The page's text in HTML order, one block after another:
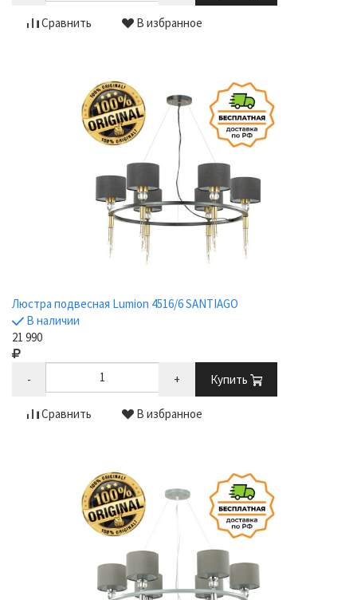
Сравнить В избранное
Люстра подвесная Lumion 4516/6 SANTIAGO
В наличии
21 990
- + Купить
Сравнить В избранное